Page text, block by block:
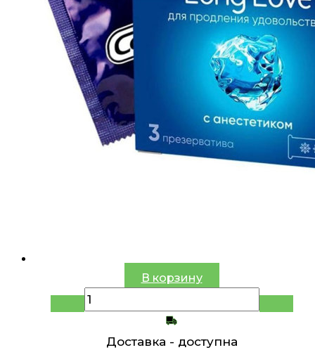
В корзину
Доставка - доступна